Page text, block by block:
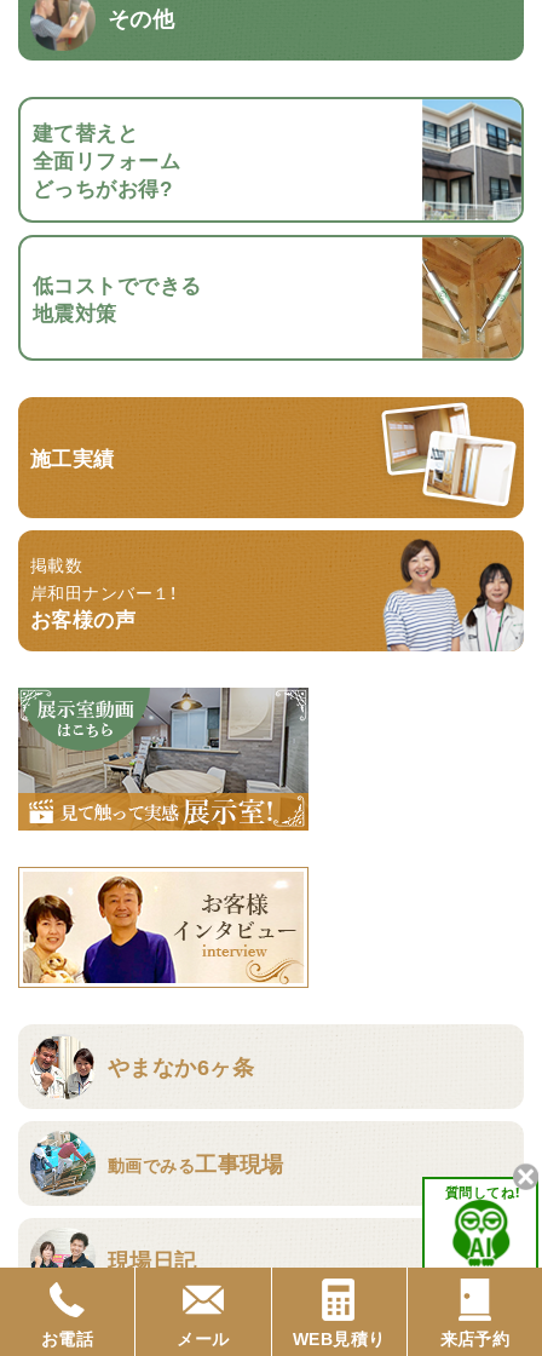
その他
建て替えと
全面リフォーム
どっちがお得?
低コストでできる
地震対策
施工実績
掲載数
岸和田ナンバー１！
お客様の声
やまなか6ヶ条
動画でみる工事現場
現場日記
お電話 メール WEB見積り 来店予約
質問してね！